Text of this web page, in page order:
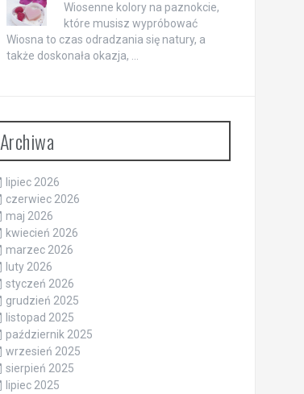
Wiosenne kolory na paznokcie,
które musisz wypróbować
Wiosna to czas odradzania się natury, a
także doskonała okazja, …
Archiwa
lipiec 2026
czerwiec 2026
maj 2026
kwiecień 2026
marzec 2026
luty 2026
styczeń 2026
grudzień 2025
listopad 2025
październik 2025
wrzesień 2025
sierpień 2025
lipiec 2025